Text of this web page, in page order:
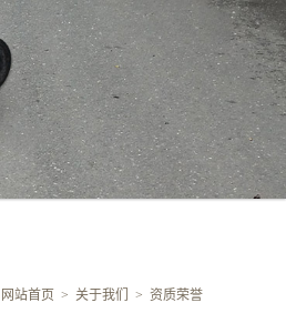
网站首页 > 关于我们 > 资质荣誉